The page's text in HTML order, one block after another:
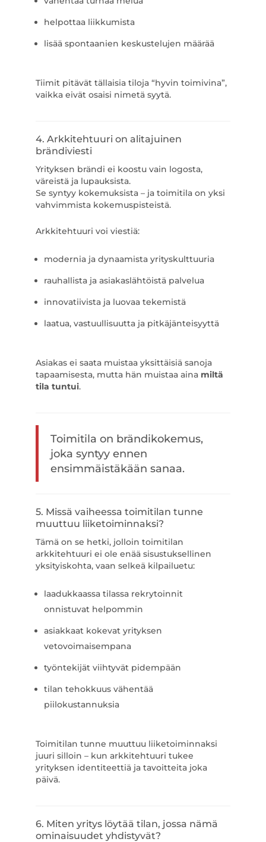
helpottaa liikkumista
lisää spontaanien keskustelujen määrää
Tiimit pitävät tällaisia tiloja “hyvin toimivina”,
vaikka eivät osaisi nimetä syytä.
4. Arkkitehtuuri on alitajuinen
brändiviesti
Yrityksen brändi ei koostu vain logosta,
väreistä ja lupauksista.
Se syntyy kokemuksista – ja toimitila on yksi
vahvimmista kokemuspisteistä.
Arkkitehtuuri voi viestiä:
modernia ja dynaamista yrityskulttuuria
rauhallista ja asiakaslähtöistä palvelua
innovatiivista ja luovaa tekemistä
laatua, vastuullisuutta ja pitkäjänteisyyttä
Asiakas ei saata muistaa yksittäisiä sanoja
tapaamisesta, mutta hän muistaa aina miltä
tila tuntui.
Toimitila on brändikokemus,
joka syntyy ennen
ensimmäistäkään sanaa.
5. Missä vaiheessa toimitilan tunne
muuttuu liiketoiminnaksi?
Tämä on se hetki, jolloin toimitilan
arkkitehtuuri ei ole enää sisustuksellinen
yksityiskohta, vaan selkeä kilpailuetu:
laadukkaassa tilassa rekrytoinnit
onnistuvat helpommin
asiakkaat kokevat yrityksen
vetovoimaisempana
työntekijät viihtyvät pidempään
tilan tehokkuus vähentää
piilokustannuksia
Toimitilan tunne muuttuu liiketoiminnaksi
juuri silloin – kun arkkitehtuuri tukee
yrityksen identiteettiä ja tavoitteita joka
päivä.
6. Miten yritys löytää tilan, jossa nämä
ominaisuudet yhdistyvät?